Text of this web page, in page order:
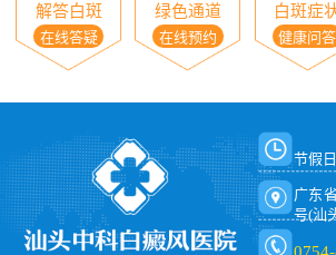
解答白斑
在线答疑
绿色通道
在线预约
白斑症
健康问答
节假
广东
号(汕